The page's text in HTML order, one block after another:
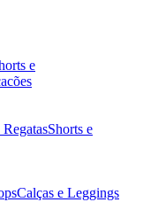
e
Shorts e
Calças e Leggings